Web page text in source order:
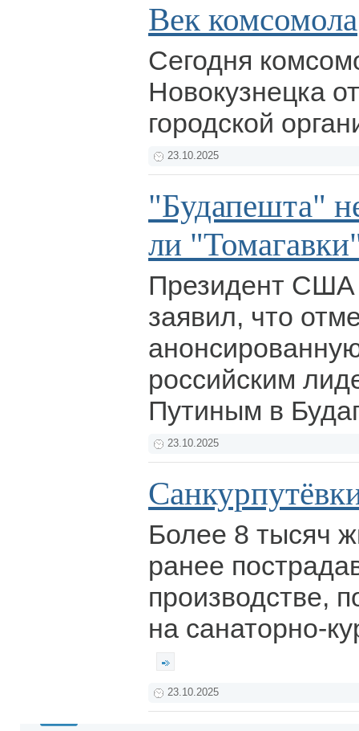
Век комсомола
Сегодня
Новокузнецка
городской
23.10.2025
"Будапешта"
ли
Президент
заявил, что
российским
Путиным в
23.10.2025
Более 8 тысяч
ранее
производстве,
на санаторно-
23.10.2025